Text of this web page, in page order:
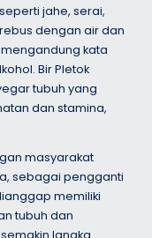
jahe, serai,
dengan air dan
kata
Bir Pletok
tubuh yang
dan stamina,
masyarakat
sebagai pengganti
memiliki
tubuh dan
langka